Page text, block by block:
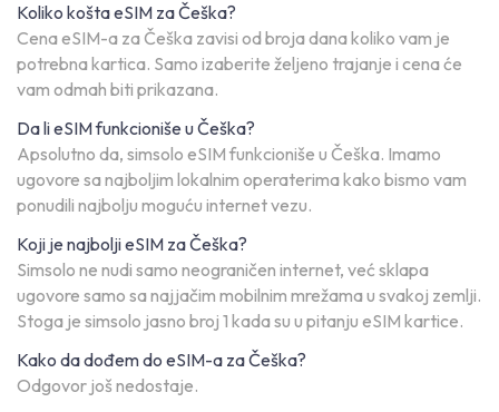
Koliko košta eSIM za Češka?
Cena eSIM-a za Češka zavisi od broja dana koliko vam je
potrebna kartica. Samo izaberite željeno trajanje i cena će
vam odmah biti prikazana.
Da li eSIM funkcioniše u Češka?
Apsolutno da, simsolo eSIM funkcioniše u Češka. Imamo
ugovore sa najboljim lokalnim operaterima kako bismo vam
ponudili najbolju moguću internet vezu.
Koji je najbolji eSIM za Češka?
Simsolo ne nudi samo neograničen internet, već sklapa
ugovore samo sa najjačim mobilnim mrežama u svakoj zemlji.
Stoga je simsolo jasno broj 1 kada su u pitanju eSIM kartice.
Kako da dođem do eSIM-a za Češka?
Odgovor još nedostaje.